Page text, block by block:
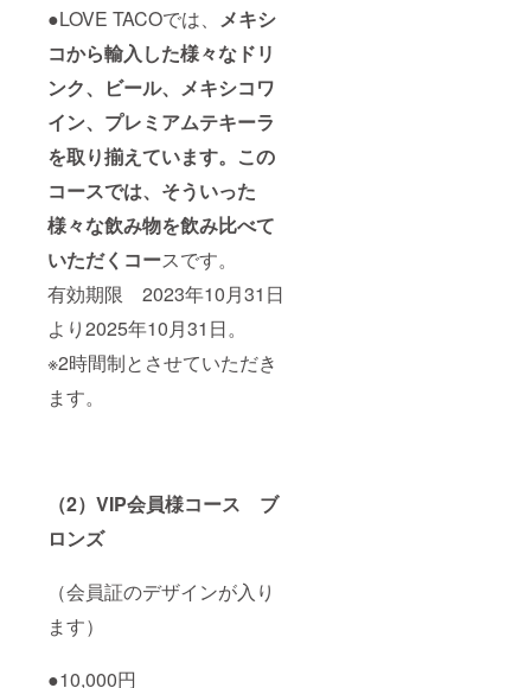
●LOVE TACOでは、 メキシ
コから輸入した様々なドリ
ンク、ビール、メキシコワ
イン、プレミアムテキーラ
を取り揃えています。この
コースでは、そういった
様々な飲み物を飲み比べて
いただくコースです。
有効期限 2023年10月31日
より2025年10月31日。
※2時間制とさせていただき
ます。
（2）VIP会員様コース ブ
ロンズ
（会員証のデザインが入り
ます）
●10,000円